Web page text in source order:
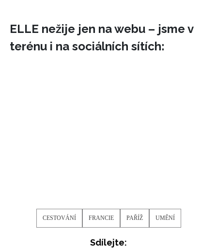
informace od našich partnerů? Pokud souhlasíte se
zpracováním údajů k tomuto účelu podle Zásad ochrany
soukromí BurdaMedia Extra s.r.o. , zaškrtněte toto pole.
ELLE nežije jen na webu – jsme v
terénu i na sociálních sítích:
CESTOVÁNÍ FRANCIE PAŘÍŽ UMĚNÍ
Sdílejte: